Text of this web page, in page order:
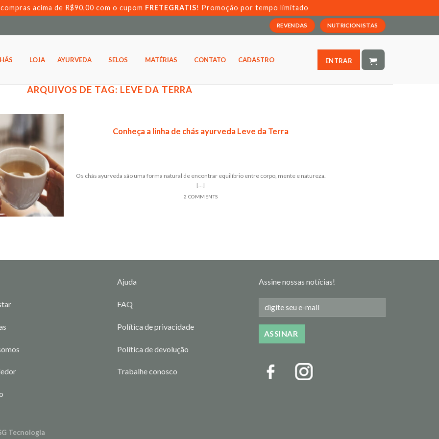
acima de R$90,00 com o cupom FRETEGRATIS! Promoção por tempo limitado
REVENDAS NUTRICIONISTAS
LOJA AYURVEDA SELOS MATÉRIAS CONTATO CADASTRO ENTRAR
ARQUIVOS DE TAG: LEVE DA TERRA
Conheça a linha de chás ayurveda Leve da Terra
Os chás ayurveda são uma forma natural de encontrar equilíbrio entre corpo, mente e natureza.
[...]
2 COMMENTS
Ajuda
FAQ
Política de privacidade
Política de devolução
Trabalhe conosco
Assine nossas notícias!
Tecnologia